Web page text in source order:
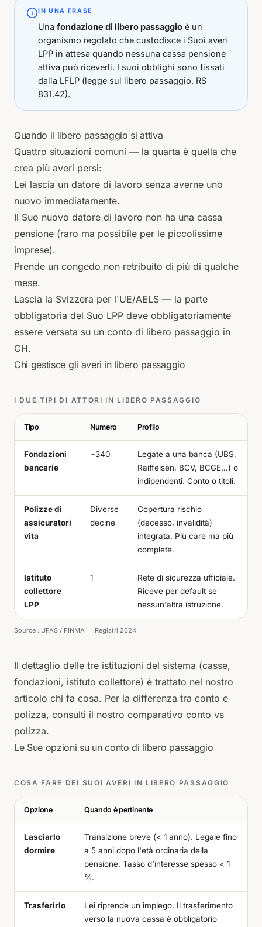
IN UNA FRASE
Una fondazione di libero passaggio è un
organismo regolato che custodisce i Suoi averi
LPP in attesa quando nessuna cassa pensione
attiva può riceverli. I suoi obblighi sono fissati
dalla LFLP (legge sul libero passaggio, RS
831.42).
Quando il libero passaggio si attiva
Quattro situazioni comuni — la quarta è quella che
crea più averi persi:
Lei lascia un datore di lavoro senza averne uno
nuovo immediatamente.
Il Suo nuovo datore di lavoro non ha una cassa
pensione (raro ma possibile per le piccolissime
imprese).
Prende un congedo non retribuito di più di qualche
mese.
Lascia la Svizzera per l'UE/AELS — la parte
obbligatoria del Suo LPP deve obbligatoriamente
essere versata su un conto di libero passaggio in
CH.
Chi gestisce gli averi in libero passaggio
I DUE TIPI DI ATTORI IN LIBERO PASSAGGIO
Tipo Numero Profilo
Fondazioni
bancarie
~340
Legate a una banca (UBS,
Raiffeisen, BCV, BCGE…) o
indipendenti. Conto o titoli.
Polizze di
assicuratori
vita
Diverse
decine
Copertura rischio
(decesso, invalidità)
integrata. Più care ma più
complete.
Istituto
collettore
LPP
1
Rete di sicurezza ufficiale.
Riceve per default se
nessun'altra istruzione.
Source : UFAS / FINMA — Registri 2024
Il dettaglio delle tre istituzioni del sistema (casse,
fondazioni, istituto collettore) è trattato nel nostro
articolo chi fa cosa. Per la differenza tra conto e
polizza, consulti il nostro comparativo conto vs
polizza.
Le Sue opzioni su un conto di libero passaggio
COSA FARE DEI SUOI AVERI IN LIBERO PASSAGGIO
Opzione Quando è pertinente
Lasciarlo
dormire
Transizione breve (< 1 anno). Legale fino
a 5 anni dopo l'età ordinaria della
pensione. Tasso d'interesse spesso < 1
%.
Trasferirlo
Lei riprende un impiego. Il trasferimento
verso la nuova cassa è obbligatorio